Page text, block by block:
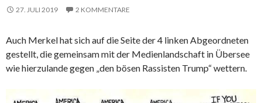
27. JULI 2019 2 KOMMENTARE
Auch Merkel hat sich auf die Seite der 4 linken Abgeordneten
gestellt, die gemeinsam mit der Medienlandschaft in Übersee
wie hierzulande gegen „den bösen Rassisten Trump“ wettern.